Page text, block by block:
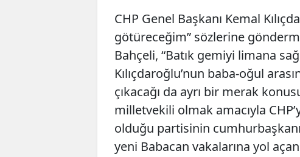
CHP Genel Başkanı Kemal
götüreceğim” sözlerine
Bahçeli, “Batık gemiyi limana
Kılıçdaroğlu’nun baba-oğul
çıkacağı da ayrı bir merak
milletvekili olmak amacıyla
olduğu partisinin
yeni Babacan vakalarına yol